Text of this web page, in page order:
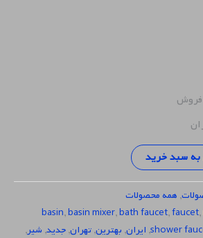
به سبد خرید
, همه محصولات
basin,basin mixer,bath faucet,faucet,
shower
, ایران, بهترین,تهران,جدید, شیر,